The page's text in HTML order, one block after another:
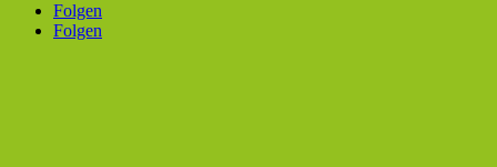
Folgen
Folgen